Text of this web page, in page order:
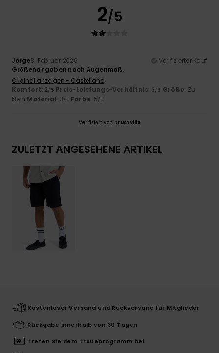
2/5
Jorge8. Februar 2026
Verifizierter Kauf
Größenangaben nach Augenmaß.
Original anzeigen - Castellano
Komfort: 2/5 Preis-Leistungs-Verhältnis: 3/5 Größe: Zu
klein Material: 3/5 Farbe: 5/5
Verifiziert von TrustVille
ZULETZT ANGESEHENE ARTIKEL
Kostenloser Versand und Rückversand für Mitglieder
Rückgabe innerhalb von 30 Tagen
Treten Sie dem Treueprogramm bei